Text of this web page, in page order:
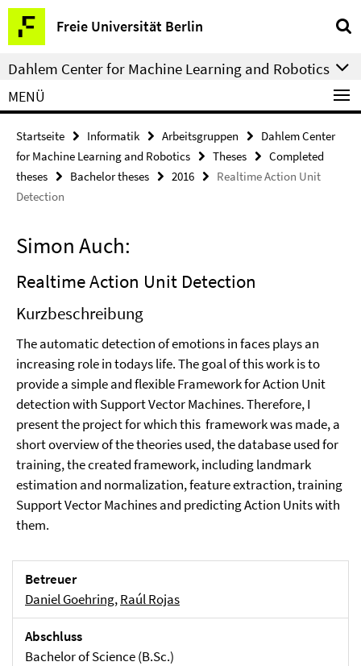
Springe
direkt
zu
Inhalt
Freie Universität Berlin
Service-
Navigation
Dahlem Center for Machine Learning and Robotics
MENÜ
Startseite Informatik Arbeitsgruppen
Dahlem Center
for Machine Learning and Robotics
Theses
Completed
theses
Bachelor theses 2016
Realtime Action Unit
Detection
Simon Auch:
Realtime Action Unit Detection
Kurzbeschreibung
The automatic detection of emotions in faces plays an
increasing role in todays life. The goal of this work is to
provide a simple and flexible Framework for Action Unit
detection with Support Vector Machines. Therefore, I
present the project for which this framework was made, a
short overview of the theories used, the database used for
training, the created framework, including landmark
estimation and normalization, feature extraction, training
Support Vector Machines and predicting Action Units with
them.
Betreuer
Daniel Goehring,Raúl Rojas
Abschluss
Bachelor of Science (B.Sc.)